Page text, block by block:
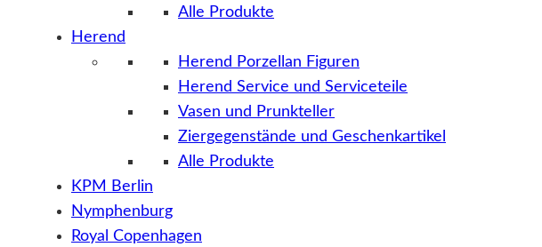
Alle Produkte
Herend
Herend Porzellan Figuren
Herend Service und Serviceteile
Vasen und Prunkteller
Ziergegenstände und Geschenkartikel
Alle Produkte
KPM Berlin
Nymphenburg
Royal Copenhagen